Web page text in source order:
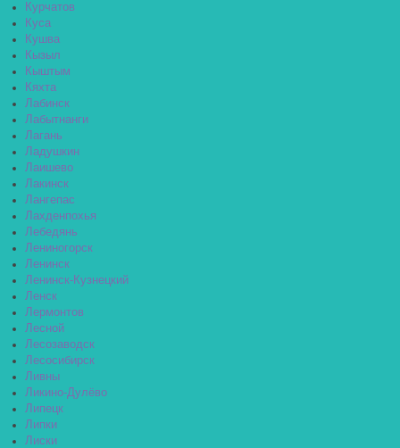
Курчатов
Куса
Кушва
Кызыл
Кыштым
Кяхта
Лабинск
Лабытнанги
Лагань
Ладушкин
Лаишево
Лакинск
Лангепас
Лахденпохья
Лебедянь
Лениногорск
Ленинск
Ленинск-Кузнецкий
Ленск
Лермонтов
Лесной
Лесозаводск
Лесосибирск
Ливны
Ликино-Дулёво
Липецк
Липки
Лиски